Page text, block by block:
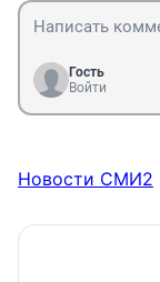
Гость
Войти
Новости СМИ2